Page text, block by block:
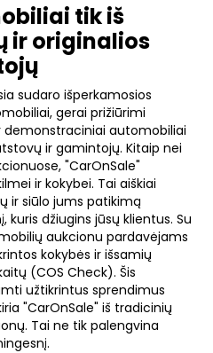
tik iš
ir originalios
sudaro išperkamosios
gerai prižiūrimi
automobiliai
ir gamintojų. Kitaip nei
"CarOnSale"
ir kokybei. Tai aiškiai
ir siūlo jums patikimą
džiugins jūsų klientus. Su
aukcionu pardavėjams
kokybės ir išsamių
(COS Check). Šis
užtikrintus sprendimus
"CarOnSale" iš tradicinių
Tai ne tik palengvina